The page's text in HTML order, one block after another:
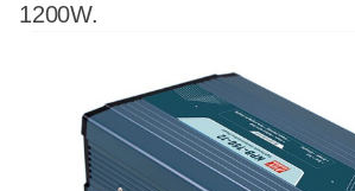
1200W.